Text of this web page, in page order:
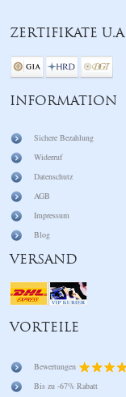
ZERTIFIKATE U.A
INFORMATION
Sichere Bezahlung
Widerruf
Datenschutz
AGB
Impressum
Blog
VERSAND
VORTEILE
Bewertungen
Bis zu -67% Rabatt